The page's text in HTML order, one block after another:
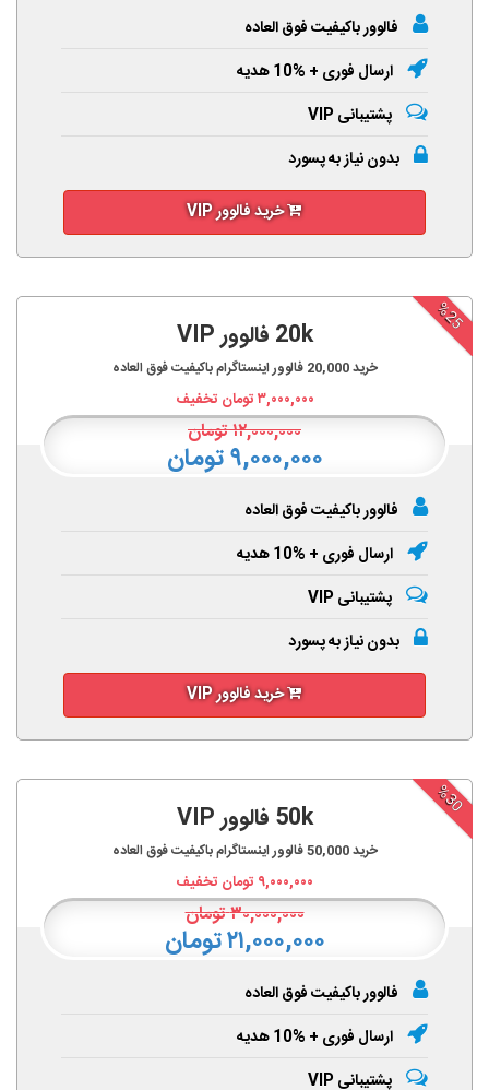
فالوور باکیفیت فوق العاده
ارسال فوری + %10 هدیه
پشتیبانی VIP
بدون نیاز به پسورد
خرید فالوور VIP
%25
20k فالوور VIP
خرید20,000 فالوور اینستاگرام باکیفیت فوق العاده
۳,۰۰۰,۰۰۰تومان تخفیف
۱۲,۰۰۰,۰۰۰تومان
۹,۰۰۰,۰۰۰ تومان
فالوور باکیفیت فوق العاده
ارسال فوری + %10 هدیه
پشتیبانی VIP
بدون نیاز به پسورد
خرید فالوور VIP
%30
50k فالوور VIP
خرید50,000فالوور اینستاگرام باکیفیت فوق العاده
۹,۰۰۰,۰۰۰ تومان تخفیف
۳۰,۰۰۰,۰۰۰تومان
۲۱,۰۰۰,۰۰۰ تومان
فالوور باکیفیت فوق العاده
ارسال فوری + %10 هدیه
پشتیبانی VIP